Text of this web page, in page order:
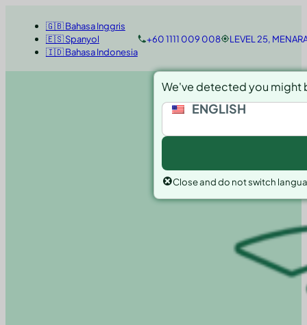
🇬🇧 Bahasa Inggris
🇪🇸 Spanyol
🇮🇩 Bahasa Indonesia
+60 1111 009 008 LEVEL 25,
We've detected you might
ENGLISH
Close and do not switch